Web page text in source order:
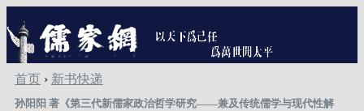
首页 › 新书快递
孙阳阳 著《第三代新儒家政治哲学研究——兼及传统儒学与现代性解